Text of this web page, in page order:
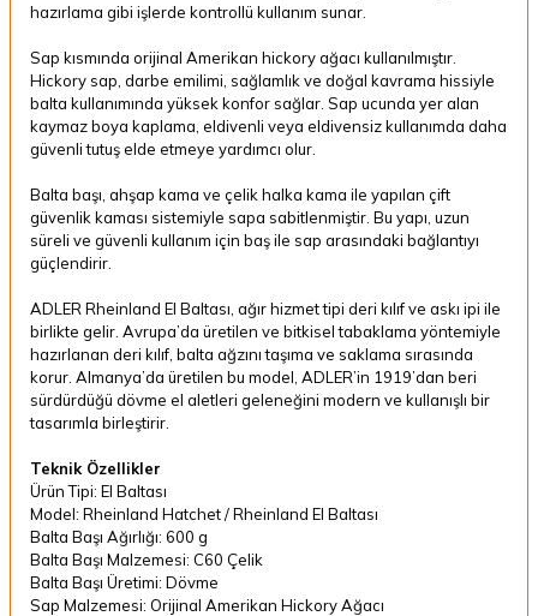
hazırlama gibi işlerde kontrollü kullanım sunar.
Sap kısmında orijinal Amerikan hickory ağacı kullanılmıştır.
Hickory sap, darbe emilimi, sağlamlık ve doğal kavrama hissiyle
balta kullanımında yüksek konfor sağlar. Sap ucunda yer alan
kaymaz boya kaplama, eldivenli veya eldivensiz kullanımda daha
güvenli tutuş elde etmeye yardımcı olur.
Balta başı, ahşap kama ve çelik halka kama ile yapılan çift
güvenlik kaması sistemiyle sapa sabitlenmiştir. Bu yapı, uzun
süreli ve güvenli kullanım için baş ile sap arasındaki bağlantıyı
güçlendirir.
ADLER Rheinland El Baltası, ağır hizmet tipi deri kılıf ve askı ipi ile
birlikte gelir. Avrupa’da üretilen ve bitkisel tabaklama yöntemiyle
hazırlanan deri kılıf, balta ağzını taşıma ve saklama sırasında
korur. Almanya’da üretilen bu model, ADLER’in 1919’dan beri
sürdürdüğü dövme el aletleri geleneğini modern ve kullanışlı bir
tasarımla birleştirir.
Teknik Özellikler
Ürün Tipi: El Baltası
Model: Rheinland Hatchet / Rheinland El Baltası
Balta Başı Ağırlığı: 600 g
Balta Başı Malzemesi: C60 Çelik
Balta Başı Üretimi: Dövme
Sap Malzemesi: Orijinal Amerikan Hickory Ağacı